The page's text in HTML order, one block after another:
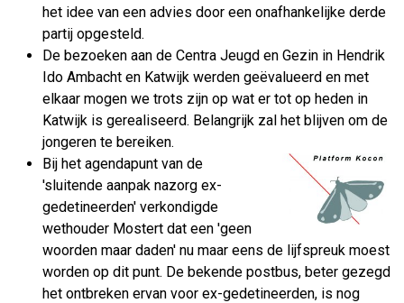
het idee van een advies door een onafhankelijke derde
partij opgesteld.
De bezoeken aan de Centra Jeugd en Gezin in Hendrik
Ido Ambacht en Katwijk werden geëvalueerd en met
elkaar mogen we trots zijn op wat er tot op heden in
Katwijk is gerealiseerd. Belangrijk zal het blijven om de
jongeren te bereiken.
Bij het agendapunt van de
'sluitende aanpak nazorg ex-
gedetineerden' verkondigde
wethouder Mostert dat een 'geen
woorden maar daden' nu maar eens de lijfspreuk moest
worden op dit punt. De bekende postbus, beter gezegd
het ontbreken ervan voor ex-gedetineerden, is nog